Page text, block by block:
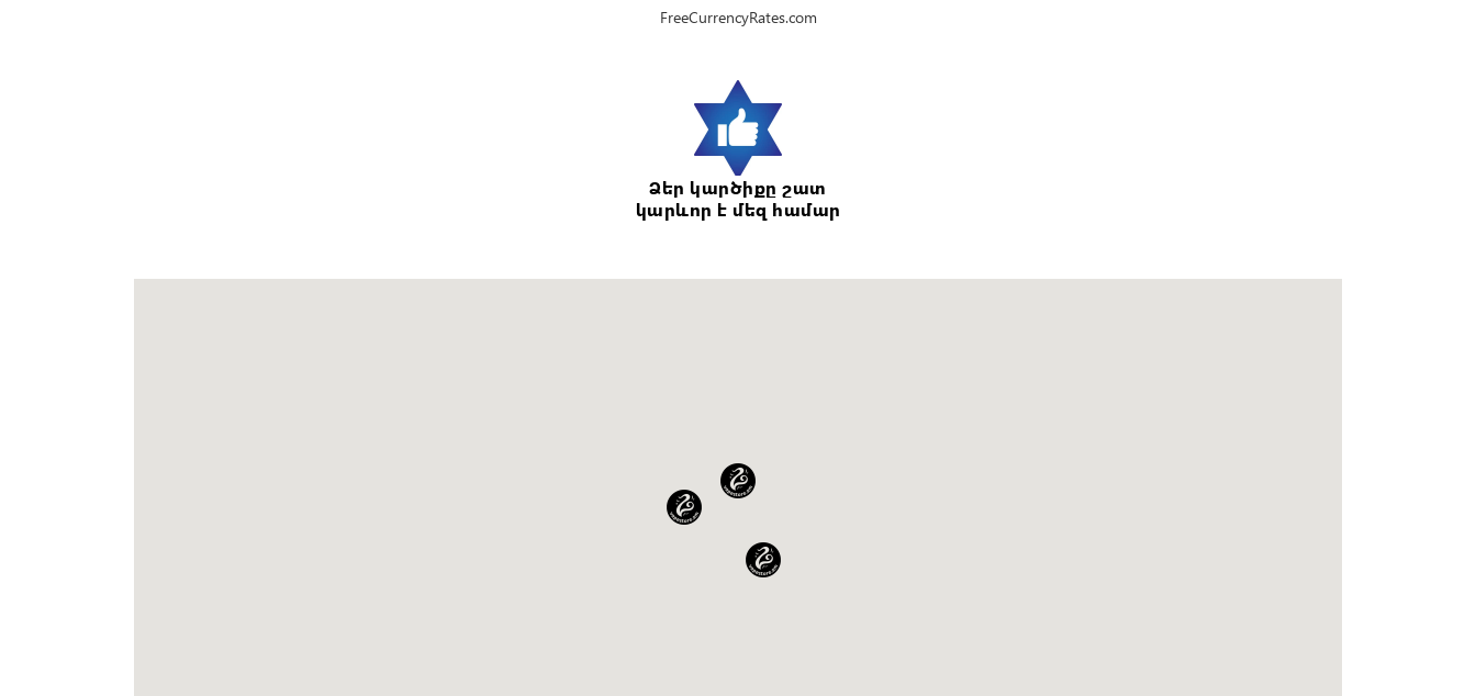
FreeCurrencyRates.com
Ձեր կարծիքը շատ
կարևոր է մեզ համար